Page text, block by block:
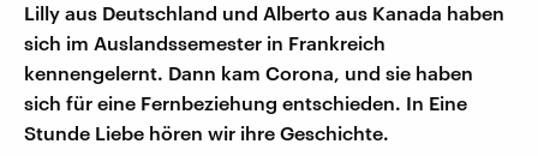
Lilly aus Deutschland und Alberto aus Kanada haben
sich im Auslandssemester in Frankreich
kennengelernt. Dann kam Corona, und sie haben
sich für eine Fernbeziehung entschieden. In Eine
Stunde Liebe hören wir ihre Geschichte.